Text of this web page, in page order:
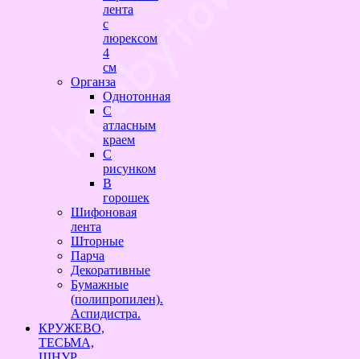
лента
с
люрексом
4
см
Органза
Однотонная
С
атласным
краем
С
рисунком
В
горошек
Шифоновая
лента
Шторные
Парча
Декоративные
Бумажные
(полипропилен).
Аспидистра.
КРУЖЕВО,
ТЕСЬМА,